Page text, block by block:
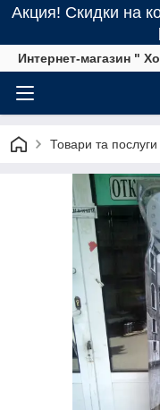
Акция! Скидки на
Интернет-магазин "
Товари та послуги